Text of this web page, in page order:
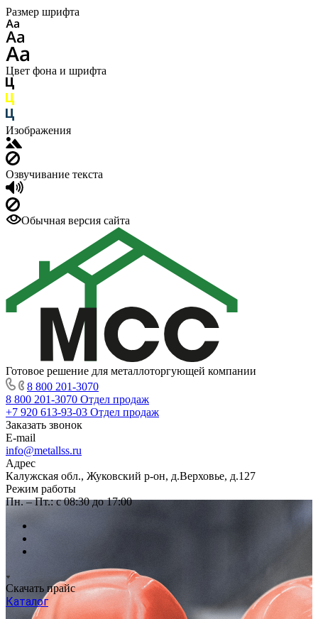
Размер шрифта
Цвет фона и шрифта
Изображения
Озвучивание текста
Обычная версия сайта
Готовое решение для металлоторгующей компании
8 800 201-3070
8 800 201-3070 Отдел продаж
+7 920 613-93-03 Отдел продаж
Заказать звонок
E-mail
info@metallss.ru
Адрес
Калужская обл., Жуковский р-он, д.Верховье, д.127
Режим работы
Пн. – Пт.: с 08:30 до 17:00
Скачать прайс
Каталог